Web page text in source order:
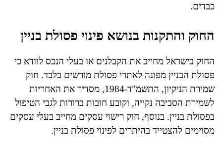
כבדים.
החוק והתקנות בנושא פינוי פסולת בניין
החוק בישראל מחייב את הקבלנים או בעלי הנכס לוודא כי
פסולת הבניין מפונה לאתרי פסולת מורשים בלבד. חוק
שמירת הניקיון, התשמ"ד-1984, מסדיר את האחריות
לשמירת הסביבה נקייה, וקובע חובות ברורות לגבי הטיפול
בפסולת בניין. בנוסף, חוק רישוי עסקים מחייב בעלי עסקים
מסוימים להצטייד בהיתרים לפינוי פסולת בניין.